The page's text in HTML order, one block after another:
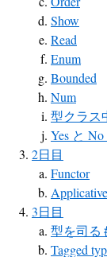
Show
Read
Enum
Bounded
Num
型クラス
Yes と
2日目
Functor
Applicative
3日目
型を司る
Tagged